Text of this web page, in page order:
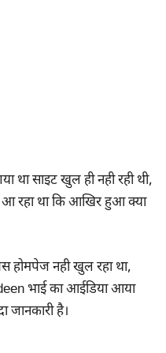
था साइट खुल ही नही रही थी,
रहा था कि आखिर हुआ क्या
होमपेज नही खुल रहा था,
भाई का आईडिया आया
जानकारी है।